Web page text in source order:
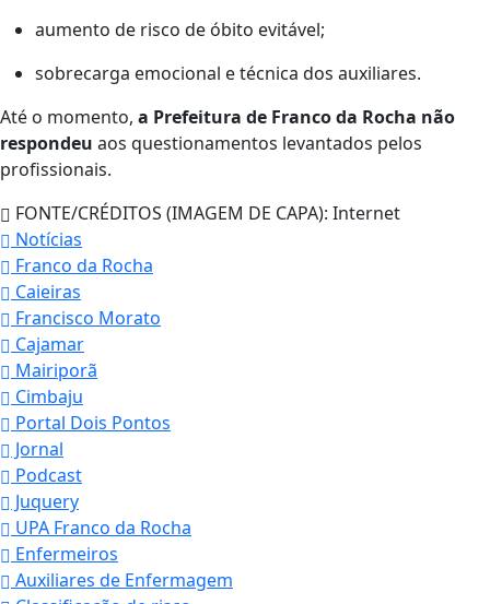
aumento de risco de óbito evitável;
sobrecarga emocional e técnica dos auxiliares.
Até o momento, a Prefeitura de Franco da Rocha não
respondeu aos questionamentos levantados pelos
profissionais.
FONTE/CRÉDITOS (IMAGEM DE CAPA): Internet
Notícias
Franco da Rocha
Caieiras
Francisco Morato
Cajamar
Mairiporã
Cimbaju
Portal Dois Pontos
Jornal
Podcast
Juquery
UPA Franco da Rocha
Enfermeiros
Auxiliares de Enfermagem